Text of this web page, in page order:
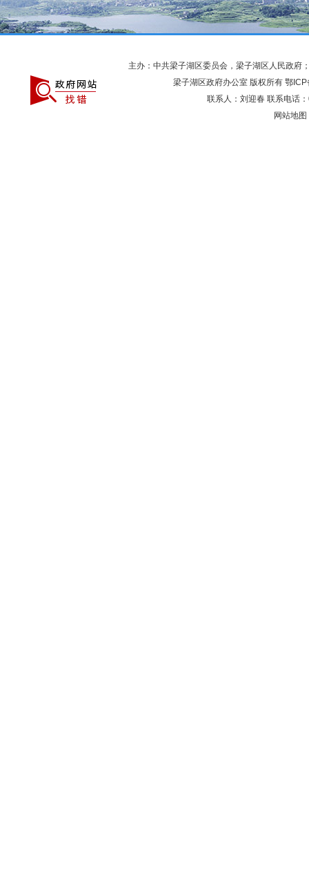
主办：中共梁子湖区委员会，梁子湖区人民政府
梁子湖区政府办公室 版权所有 鄂
联系人：刘迎春 联系电话
网站地图